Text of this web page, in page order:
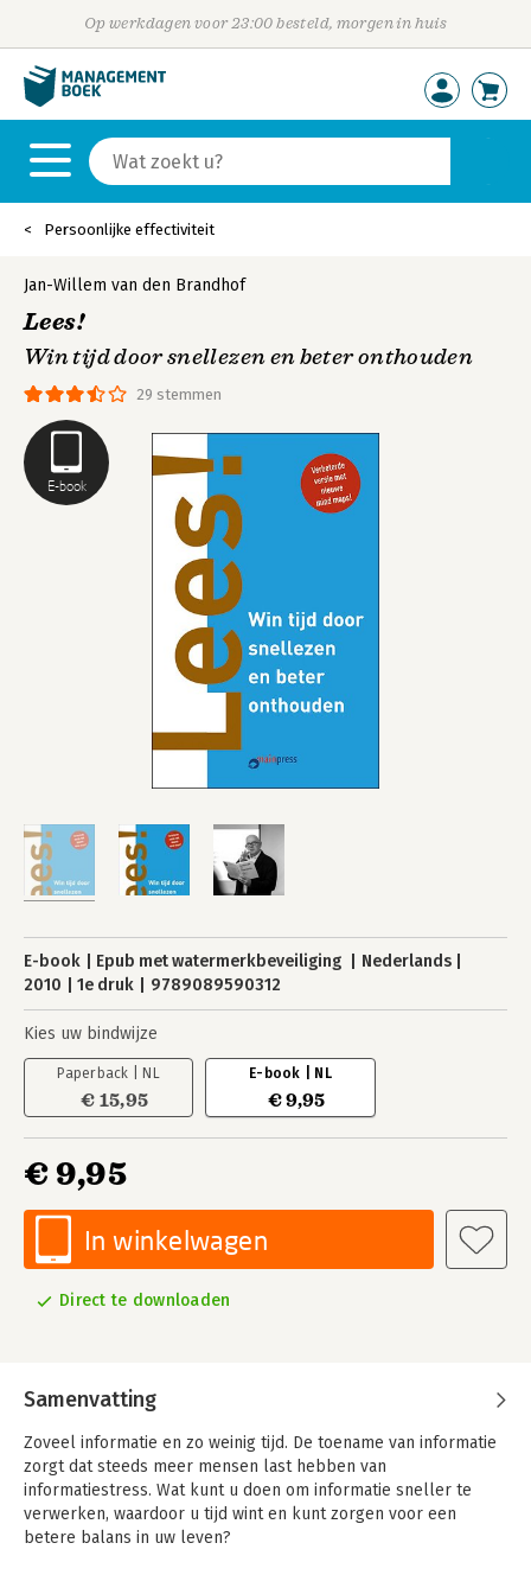
Op werkdagen voor 23:00 besteld, morgen in huis
Persoonlijke effectiviteit
E-book
29 stemmen
Jan-Willem van den Brandhof
Lees!
Win tijd door snellezen en beter onthouden
E-book Epub met watermerkbeveiliging
Nederlands
2010
1e druk 9789089590312
Kies uw bindwijze
Paperback | NL
€ 15,95
E-book | NL
€ 9,95
€ 9,95
In winkelwagen
Direct te downloaden
Samenvatting
Zoveel informatie en zo weinig tijd. De toename van informatie
zorgt dat steeds meer mensen last hebben van
informatiestress. Wat kunt u doen om informatie sneller te
verwerken, waardoor u tijd wint en kunt zorgen voor een
betere balans in uw leven?